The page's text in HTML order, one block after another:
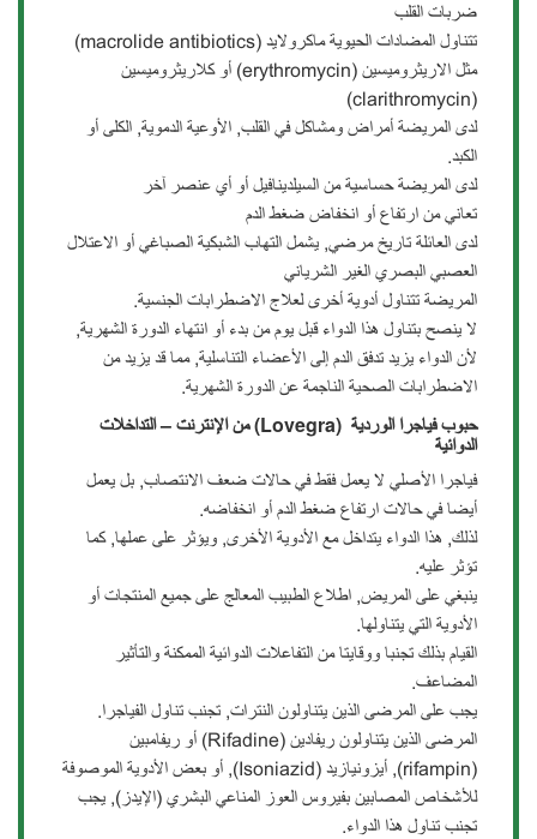
ضربات القلب
تتناول المضادات الحيوية ماكرولايد (macrolide antibiotics)
مثل الاريثروميسين (erythromycin) أو كلاريثروميسين
(clarithromycin)
لدى المريضة أمراض ومشاكل في القلب, الأوعية الدموية, الكلى أو
الكبد.
لدى المريضة حساسية من السيلدينافيل أو أي عنصر آخر
تعاني من ارتفاع أو انخفاض ضغط الدم
لدى العائلة تاريخ مرضي, يشمل التهاب الشبكية الصباغي أو الاعتلال
العصبي البصري الغير الشرياني
المريضة تتناول أدوية أخرى لعلاج الاضطرابات الجنسية.
لا ينصح بتناول هذا الدواء قبل يوم من بدء أو انتهاء الدورة الشهرية,
لأن الدواء يزيد تدفق الدم إلى الأعضاء التناسلية, مما قد يزيد من
الاضطرابات الصحية الناجمة عن الدورة الشهرية.
حبوب فياجرا الوردية (Lovegra) من الإنترنت – التداخلات
الدوائية
فياجرا الأصلي لا يعمل فقط في حالات ضعف الانتصاب, بل يعمل
أيضا في حالات ارتفاع ضغط الدم أو انخفاضه.
لذلك, هذا الدواء يتداخل مع الأدوية الأخرى, ويؤثر على عملها, كما
تؤثر عليه.
ينبغي على المريض, اطلاع الطبيب المعالج على جميع المنتجات أو
الأدوية التي يتناولها.
القيام بذلك تجنبا ووقايتا من التفاعلات الدوائية الممكنة والتأثير
المضاعف.
يجب على المرضى الذين يتناولون النترات, تجنب تناول الفياجرا.
المرضى الذين يتناولون ريفادين (Rifadine) أو ريفامبين
(rifampin), أيزونيازيد (Isoniazid), أو بعض الأدوية الموصوفة
للأشخاص المصابين بفيروس العوز المناعي البشري (الإيدز), يجب
تجنب تناول هذا الدواء.